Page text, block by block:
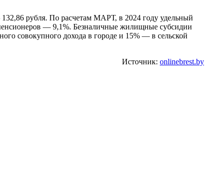
рубля. По расчетам МАРТ, в 2024 году удельный
— 9,1%. Безналичные жилищные субсидии
совокупного дохода в городе и 15% — в сельской
Источник: onlinebrest.by